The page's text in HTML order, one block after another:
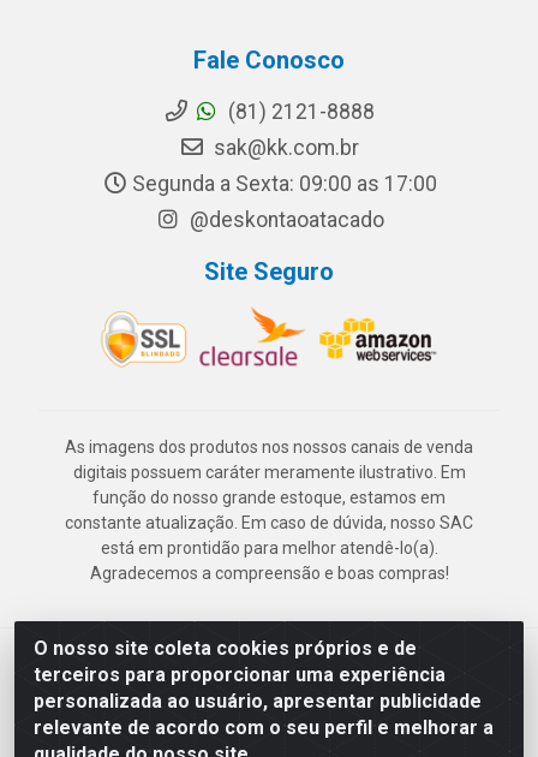
O nosso site coleta cookies próprios e de
terceiros para proporcionar uma experiência
personalizada ao usuário, apresentar publicidade
relevante de acordo com o seu perfil e melhorar a
Fale Conosco
(81) 2121-8888
sak@kk.com.br
Segunda a Sexta: 09:00 as 17:00
@deskontaoatacado
Site Seguro
As imagens dos produtos nos nossos canais de venda
digitais possuem caráter meramente ilustrativo. Em
função do nosso grande estoque, estamos em
constante atualização. Em caso de dúvida, nosso SAC
está em prontidão para melhor atendê-lo(a).
Agradecemos a compreensão e boas compras!
Deskontão Atacado - Av. Marechal Mascarenhas de Morais, 2471 -
Imbiribeira - Recife/PE - CEP 51.150-001 - CNPJ 24.150.377/0003-
57